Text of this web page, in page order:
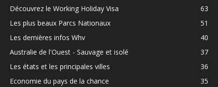
Découvrez le Working Holiday Visa
63
Les plus beaux Parcs Nationaux
51
Les dernières infos Whv
40
Australie de l'Ouest - Sauvage et isolé
37
Les états et les principales villes
36
Economie du pays de la chance
35